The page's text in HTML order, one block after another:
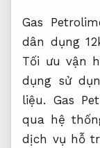
Gas
dân dụng
Tối ưu vận
dụng sử
liệu. Gas
qua hệ
dịch vụ hỗ